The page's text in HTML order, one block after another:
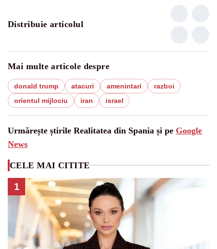
Distribuie articolul
Mai multe articole despre
donald trump atacuri amenintari
razboi
orientul mijlociu
iran israel
Urmărește știrile Realitatea din Spania și pe Google
News
CELE MAI CITITE
1